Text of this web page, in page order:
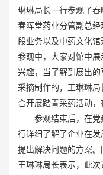
琳琳局长一行参观了春
春晖堂药业分管副总
段业务以及中药文化馆
参观中，大家对馆中
兴趣，当了解到展出
采摘制作的，王琳琳
合开展踏青采药活动，
参观结束后，在党
行详细了解了企业在发
提出解决问题的方案。
王琳琳局长表示，此